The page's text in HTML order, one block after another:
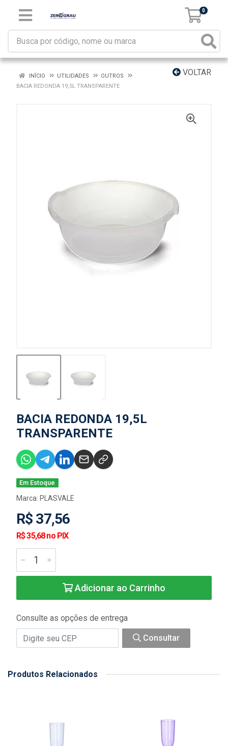
0
VOLTAR
INÍCIO UTILIDADES
OUTROS
BACIA REDONDA 19,5L TRANSPARENTE
BACIA REDONDA 19,5L
TRANSPARENTE
Em Estoque
Marca: PLASVALE
R$ 37,56
R$ 35,68 no PIX
Adicionar ao Carrinho
Consulte as opções de entrega
Consultar
Produtos Relacionados